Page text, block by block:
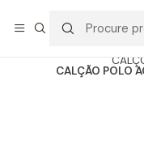
CALÇÃO POLO